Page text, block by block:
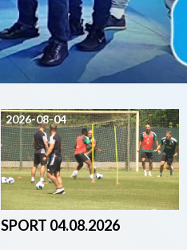
2026-08-04
SPORT 04.08.2026